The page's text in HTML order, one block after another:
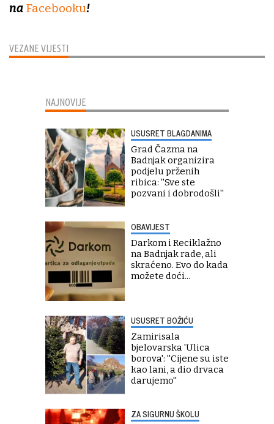
VEZANE VIJESTI
na Facebooku!
NAJNOVIJE
USUSRET BLAGDANIMA
Grad Čazma na
Badnjak organizira
podjelu prženih
ribica: ''Sve ste
pozvani i dobrodošli''
OBAVIJEST
Darkom i Reciklažno
na Badnjak rade, ali
skraćeno. Evo do kada
možete doći...
USUSRET BOŽIĆU
Zamirisala
bjelovarska 'Ulica
borova': ''Cijene su iste
kao lani, a dio drvaca
darujemo''
ZA SIGURNU ŠKOLU